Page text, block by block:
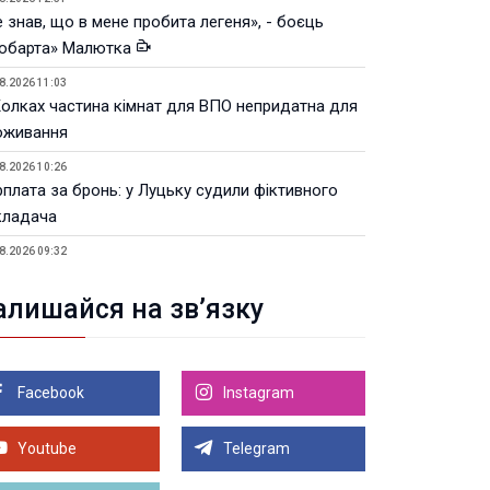
знав, що в мене пробита легеня», - боєць
Малютка
11:03
частина кімнат для ВПО непридатна для
10:26
за бронь: у Луцьку судили фіктивного
09:32
21:18
телеоб'єктивів Sigma Sports та Sony G-
21:00
на 99,9% готовий новий Державний
простір. ВІДЕО
Більше новин
на зв’язку
Facebook Instagram
Youtube Telegram